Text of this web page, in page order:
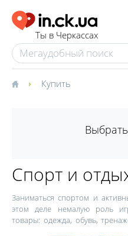
Ты в Черкассах
Купить
Спорт и
Заниматься спортом и
этом деле немалую роль
товары: одежда, обувь,